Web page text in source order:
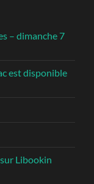
– dimanche 7
est disponible
Libookin